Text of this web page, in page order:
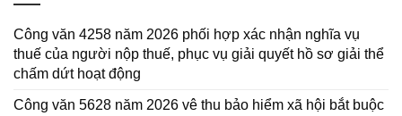
Công văn 4258 năm 2026 phối hợp xác nhận nghĩa vụ
thuế của người nộp thuế, phục vụ giải quyết hồ sơ giải thể
chấm dứt hoạt động
Công văn 5628 năm 2026 vê thu bảo hiểm xã hội bắt buộc